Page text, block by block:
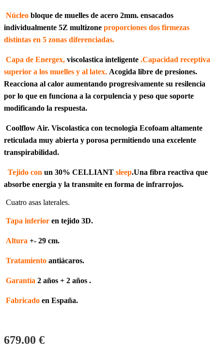
Núcleo bloque de muelles de acero 2mm. ensacados
individualmente 5Z multizone proporciones dos firmezas
distintas en 5 zonas diferenciadas.
Capa de Energex, viscolastica inteligente .Capacidad receptiva
superior a los muelles y al latex. Acogida libre de presiones.
Reacciona al calor aumentando progresivamente su resilencia
por lo que en funciona a la corpulencia y peso que soporte
modificando la respuesta.
Coolflow Air. Viscolastica con tecnologia Ecofoam altamente
reticulada muy abierta y porosa permitiendo una excelente
transpirabilidad.
Tejido con un 30% CELLIANT sleep.Una fibra reactiva que
absorbe energia y la transmite en forma de infrarrojos.
Cuatro asas laterales.
Tapa inferior en tejido 3D.
Altura +- 29 cm.
Tratamiento antiácaros.
Garantía 2 años + 2 años .
Fabricado en España.
679.00 €